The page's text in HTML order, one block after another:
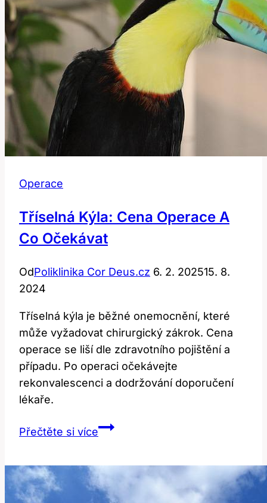
Operace
Tříselná Kýla: Cena Operace A
Co Očekávat
OdPoliklinika Cor Deus.cz 6. 2. 202515. 8.
2024
Tříselná kýla je běžné onemocnění, které
může vyžadovat chirurgický zákrok. Cena
operace se liší dle zdravotního pojištění a
případu. Po operaci očekávejte
rekonvalescenci a dodržování doporučení
lékaře.
Přečtěte si víceTříselná
operace
a